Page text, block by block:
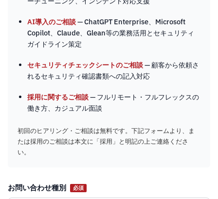
AI導入のご相談— ChatGPT Enterprise、Microsoft
Copilot、Claude、Glean等の業務活用とセキュリティ
ガイドライン策定
セキュリティチェックシートのご相談— 顧客から依頼さ
れるセキュリティ確認書類への記入対応
採用に関するご相談— フルリモート・フルフレックスの
働き方、カジュアル面談
初回のヒアリング・ご相談は無料です。下記フォームより、ま
たは採用のご相談は本文に「採用」と明記の上ご連絡くださ
い。
Website
お問い合わせ種別 必須